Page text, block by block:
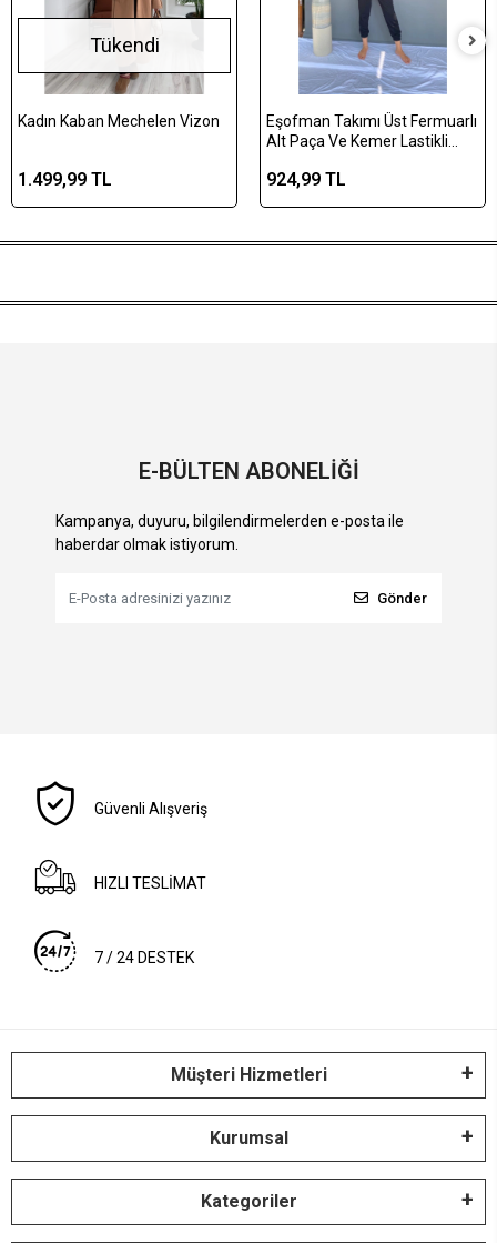
Tükendi
Kadın Kaban Mechelen Vizon
1.499,99 TL
Eşofman Takımı Üst Fermuarlı
Alt Paça Ve Kemer Lastikli
924,99 TL
E-BÜLTEN ABONELİĞİ
Kampanya, duyuru, bilgilendirmelerden e-posta ile
haberdar olmak istiyorum.
Gönder
Güvenli Alışveriş
HIZLI TESLİMAT
7 / 24 DESTEK
Müşteri Hizmetleri
Kurumsal
Kategoriler